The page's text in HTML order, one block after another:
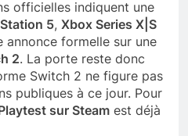
officielles indiquent une
5, Xbox Series X|S
annonce formelle sur une
2. La porte reste donc
Switch 2 ne figure pas
publiques à ce jour. Pour
sur Steam est déjà